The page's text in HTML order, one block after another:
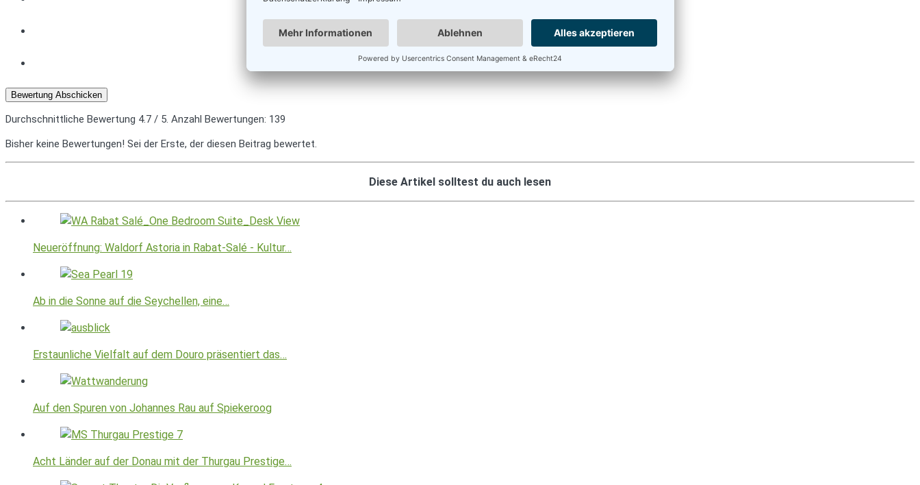
Bewertung Abschicken
Durchschnittliche Bewertung 4.7 / 5. Anzahl Bewertungen: 139
Bisher keine Bewertungen! Sei der Erste, der diesen Beitrag bewertet.
Diese Artikel solltest du auch lesen
Neueröffnung: Waldorf Astoria in Rabat-Salé - Kultur…
Ab in die Sonne auf die Seychellen, eine…
Erstaunliche Vielfalt auf dem Douro präsentiert das…
Auf den Spuren von Johannes Rau auf Spiekeroog
Acht Länder auf der Donau mit der Thurgau Prestige…